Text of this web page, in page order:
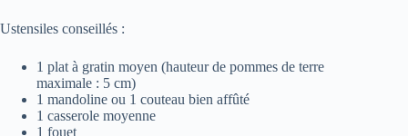
Ustensiles conseillés :
1 plat à gratin moyen (hauteur de pommes de terre
maximale : 5 cm)
1 mandoline ou 1 couteau bien affûté
1 casserole moyenne
1 fouet